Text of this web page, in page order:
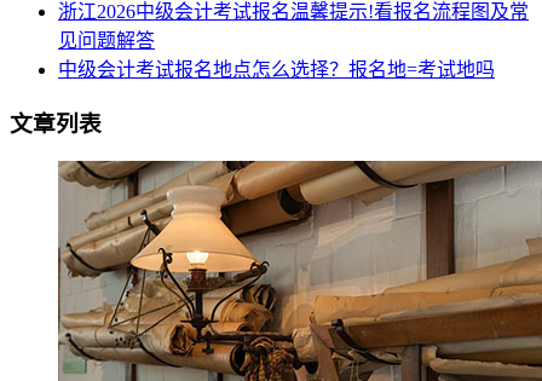
浙江2026中级会计考试报名温馨提示!看报名流程图及常
见问题解答
中级会计考试报名地点怎么选择？报名地=考试地吗
文章列表